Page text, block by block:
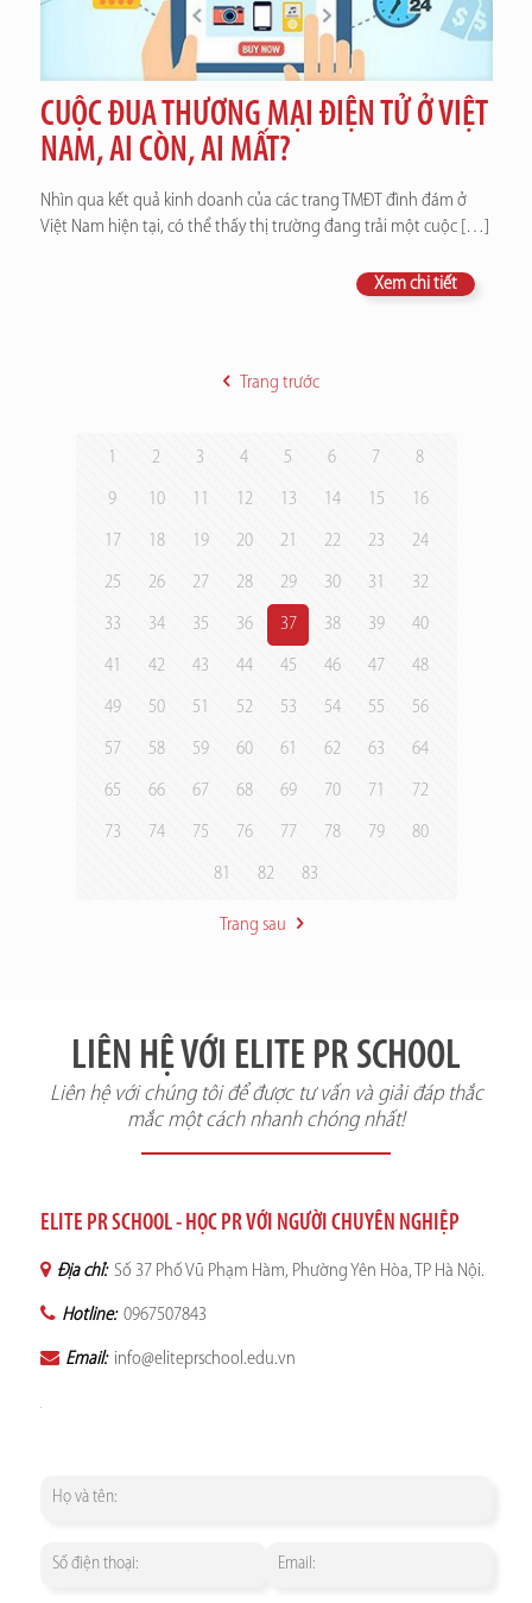
CUỘC ĐUA THƯƠNG MẠI ĐIỆN TỬ Ở VIỆT
NAM, AI CÒN, AI MẤT?
Nhìn qua kết quả kinh doanh của các trang TMĐT đình đám ở
Việt Nam hiện tại, có thể thấy thị trường đang trải một cuộc[…]
Xem chi tiết
Trang trước
1 2 3 4 5 6 7 8
9 10 11 12 13 14 15 16
17 18 19 20 21 22 23 24
25 26 27 28 29 30 31 32
33 34 35 36 37 38 39 40
41 42 43 44 45 46 47 48
49 50 51 52 53 54 55 56
57 58 59 60 61 62 63 64
65 66 67 68 69 70 71 72
73 74 75 76 77 78 79 80
81 82 83
Trang sau
LIÊN HỆ VỚI ELITE PR SCHOOL
Liên hệ với chúng tôi để được tư vấn và giải đáp thắc
mắc một cách nhanh chóng nhất!
ELITE PR SCHOOL - HỌC PR VỚI NGƯỜI CHUYÊN NGHIỆP
Địa chỉ: Số 37 Phố Vũ Phạm Hàm, Phường Yên Hòa, TP Hà Nội.
Hotline: 0967507843
Email: info@eliteprschool.edu.vn